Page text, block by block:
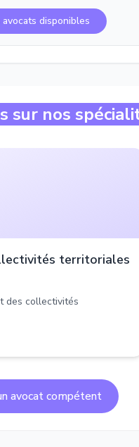
disponibles
sur nos
territoriales
des collectivités
avocat compétent